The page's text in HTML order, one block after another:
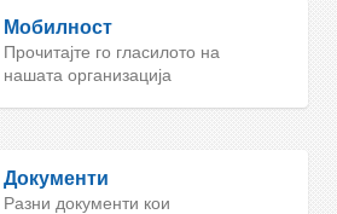
Мобилност
Прочитајте го гласилото на
нашата организација
Документи
Разни документи кои